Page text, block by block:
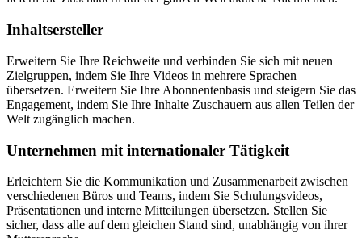
Inhaltsersteller
Erweitern Sie Ihre Reichweite und verbinden Sie sich mit neuen
Zielgruppen, indem Sie Ihre Videos in mehrere Sprachen
übersetzen. Erweitern Sie Ihre Abonnentenbasis und steigern Sie das
Engagement, indem Sie Ihre Inhalte Zuschauern aus allen Teilen der
Welt zugänglich machen.
Unternehmen mit internationaler Tätigkeit
Erleichtern Sie die Kommunikation und Zusammenarbeit zwischen
verschiedenen Büros und Teams, indem Sie Schulungsvideos,
Präsentationen und interne Mitteilungen übersetzen. Stellen Sie
sicher, dass alle auf dem gleichen Stand sind, unabhängig von ihrer